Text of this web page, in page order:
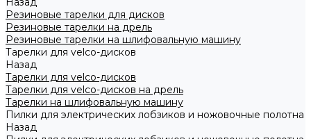
Резиновые тарелки для дисков
Резиновые тарелки на дрель
Резиновые тарелки на шлифовальную машину
Тарелки для velco-дисков
Назад
Тарелки для velco-дисков
Тарелки для velco-дисков на дрель
Тарелки на шлифовальную машину
Пилки для электрических лобзиков и ножовочные полотна
Назад